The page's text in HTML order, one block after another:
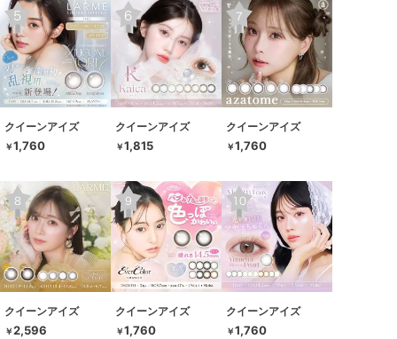
クイーンアイズ
￥1,760
クイーンアイズ
￥1,815
クイーンアイズ
￥1,760
クイーンアイズ
￥2,596
クイーンアイズ
￥1,760
クイーンアイズ
￥1,760